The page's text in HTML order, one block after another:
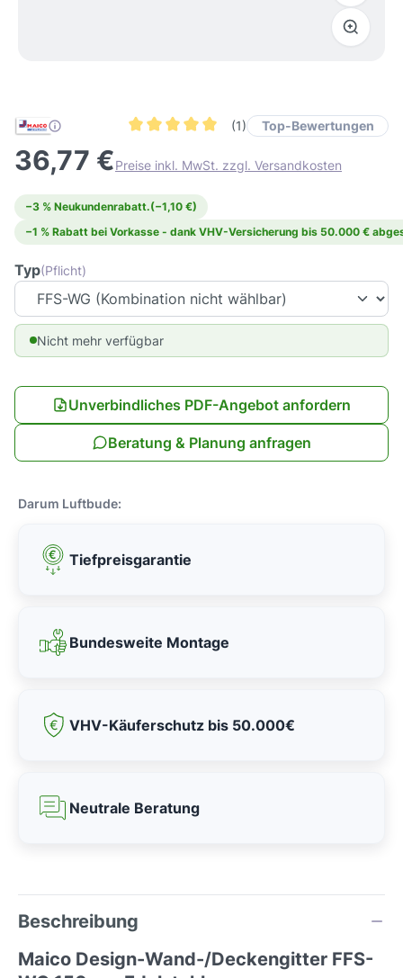
(1) Top-Bewertungen
36,77 €Preise inkl. MwSt. zzgl. Versandkosten
−3 % Neukundenrabatt.(−1,10 €)
−1 % Rabatt bei Vorkasse - dank VHV-Versicherung bis 50.000 €
Typ(Pflicht)
Nicht mehr verfügbar
Unverbindliches PDF-Angebot anfordern
Beratung & Planung anfragen
Darum Luftbude:
Tiefpreisgarantie
Bundesweite Montage
VHV-Käuferschutz bis 50.000€
Neutrale Beratung
Beschreibung
Maico Design-Wand-/Deckengitter FFS-